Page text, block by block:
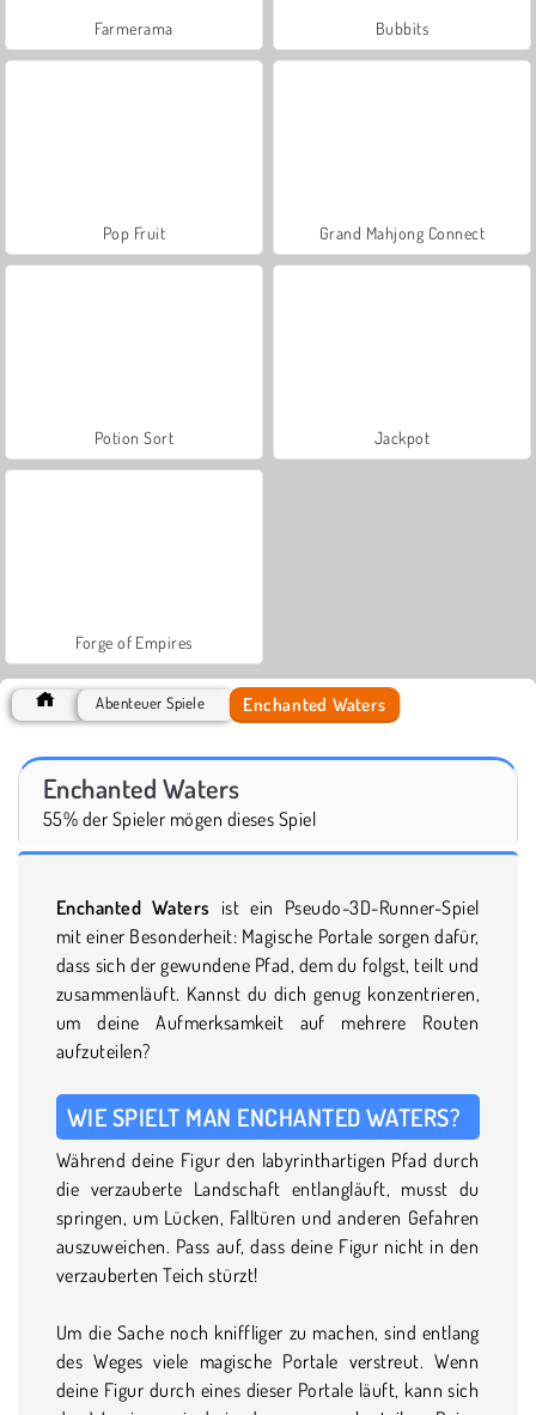
Farmerama Bubbits
Pop Fruit Grand Mahjong Connect
Potion Sort Jackpot
Forge of Empires
Abenteuer Spiele Enchanted Waters
Enchanted Waters
55% der Spieler mögen dieses Spiel
Enchanted Waters ist ein Pseudo-3D-Runner-Spiel
mit einer Besonderheit: Magische Portale sorgen dafür,
dass sich der gewundene Pfad, dem du folgst, teilt und
zusammenläuft. Kannst du dich genug konzentrieren,
um deine Aufmerksamkeit auf mehrere Routen
aufzuteilen?
WIE SPIELT MAN ENCHANTED WATERS?
Während deine Figur den labyrinthartigen Pfad durch
die verzauberte Landschaft entlangläuft, musst du
springen, um Lücken, Falltüren und anderen Gefahren
auszuweichen. Pass auf, dass deine Figur nicht in den
verzauberten Teich stürzt!
Um die Sache noch kniffliger zu machen, sind entlang
des Weges viele magische Portale verstreut. Wenn
deine Figur durch eines dieser Portale läuft, kann sich